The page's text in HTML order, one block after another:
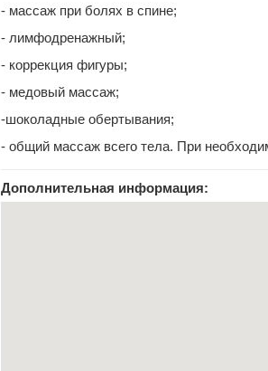
- массаж при болях в спине;
- лимфодренажный;
- коррекция фигуры;
- медовый массаж;
-шоколадные обертывания;
- общий массаж всего тела. При
Дополнительная информация: